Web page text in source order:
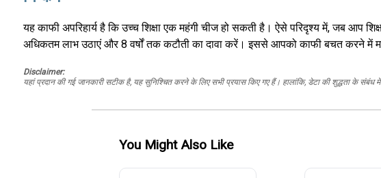
यह काफी अपरिहार्य है कि उच्च शिक्षा एक महंगी चीज हो सकती है। ऐसे परिदृश्य में, जब आप
अधिकतम लाभ उठाएं और 8 वर्षों तक कटौती का दावा करें। इससे आपको काफी बचत करने
Disclaimer:
यहां प्रदान की गई जानकारी सटीक है, यह सुनिश्चित करने के लिए सभी प्रयास किए गए हैं। हालांकि, डेटा की शुद्धता के
You Might Also Like